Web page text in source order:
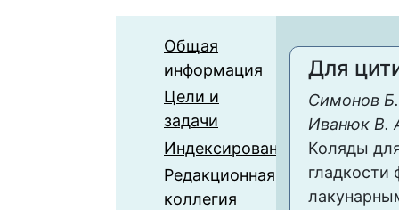
Общая
информация
Цели и
задачи
Индексирование
Редакционная
коллегия
Для
Симонов
Иванюк В.
Коляды
гладкости